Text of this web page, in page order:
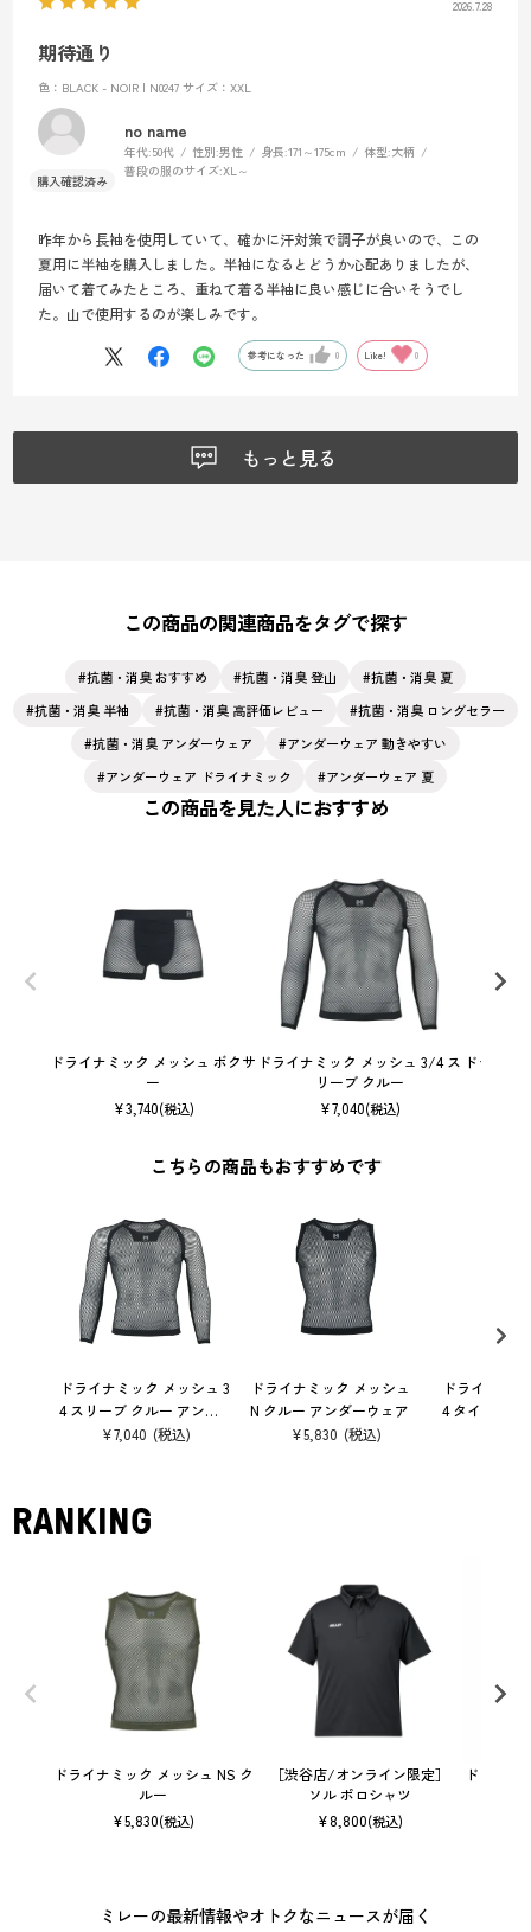
2026.7.28
期待通り
色：BLACK - NOIR | N0247 サイズ：XXL
no name
年代:50代 性別:男性 身長:171～175cm 体型:大柄
普段の服のサイズ:XL～
昨年から長袖を使用していて、確かに汗対策で調子が良いので、この
夏用に半袖を購入しました。半袖になるとどうか心配ありましたが、
届いて着てみたところ、重ねて着る半袖に良い感じに合いそうでし
た。山で使用するのが楽しみです。
参考になった 0 Like! 0
もっと見る
この商品の関連商品をタグで探す
抗菌・消臭 おすすめ 抗菌・消臭 登山
抗菌・消臭 夏
抗菌・消臭 半袖
抗菌・消臭 高評価レビュー
抗菌・消臭 ロングセラー
抗菌・消臭 アンダーウェア
アンダーウェア 動きやすい
アンダーウェア ドライナミック
アンダーウェア 夏
この商品を見た人におすすめ
ドライナミック メッシュ ボクサ
ー
¥3,740(税込)
ドライナミック メッシュ 3/4 ス
リーブ クルー
¥7,040(税込)
ドライナ
こちらの商品もおすすめです
ドライナミック メッシュ 3
4 スリーブ クルー アンダ
ーウェア
¥7,040
ドライナミック メッシュ
N クルー アンダーウェア
¥5,830
ドライナミ
4 タイツ ア
RANKING
ドライナミック メッシュ NS ク
ルー
¥5,830(税込)
［渋谷店/オンライン限定］
ソル ポロシャツ
¥8,800(税込)
ドライナ
ミレーの最新情報やオトクなニュースが届く